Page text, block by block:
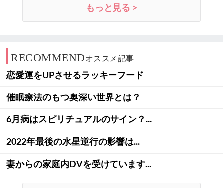
もっと見る >
RECOMMENDオススメ記事
恋愛運をUPさせるラッキーフード
催眠療法のもつ奥深い世界とは？
6月病はスピリチュアルのサイン？...
2022年最後の水星逆行の影響は...
妻からの家庭内DVを受けています...